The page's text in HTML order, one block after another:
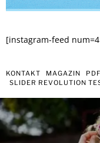
[instagram-feed
KONTAKT MAGAZIN
SLIDER REVOLUTION